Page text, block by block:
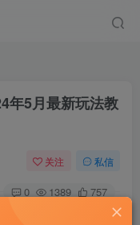
年5月最新玩法教
关注 私信
0 1389 757